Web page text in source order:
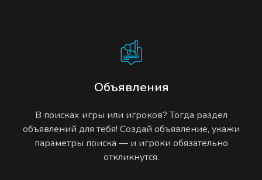
Объявления
В поисках игры или игроков? Тогда раздел
объявлений для тебя! Создай объявление, укажи
параметры поиска — и игроки обязательно
откликнутся.